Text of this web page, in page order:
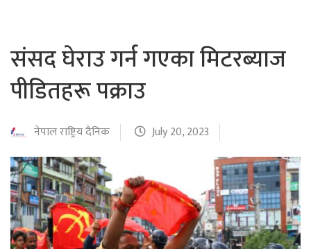
संसद घेराउ गर्न गएका मिटरब्याज
पीडितहरू पक्राउ
नेपाल राष्ट्रिय दैनिक July 20, 2023